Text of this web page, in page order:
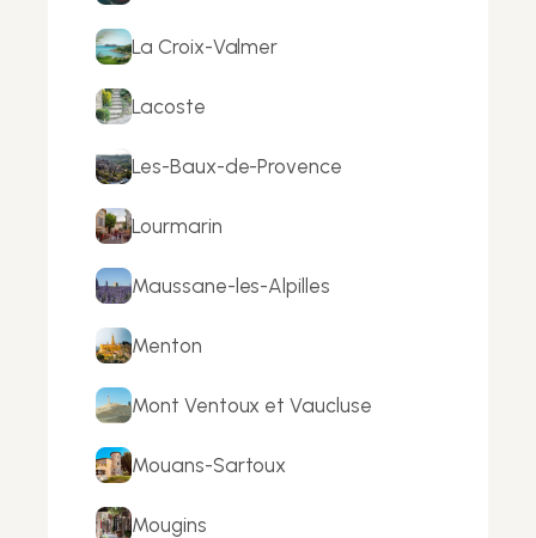
La Croix-Valmer
Lacoste
Les-Baux-de-Provence
Lourmarin
Maussane-les-Alpilles
Menton
Mont Ventoux et Vaucluse
Mouans-Sartoux
Mougins